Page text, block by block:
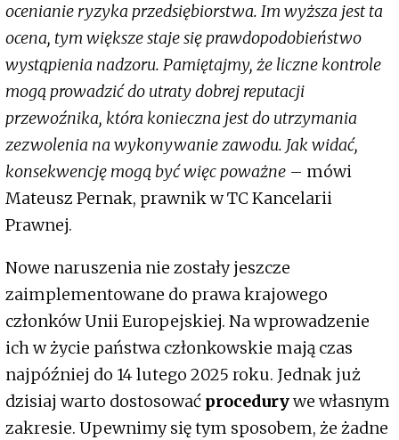
ocenianie ryzyka przedsiębiorstwa. Im wyższa jest ta
ocena, tym większe staje się prawdopodobieństwo
wystąpienia nadzoru. Pamiętajmy, że liczne kontrole
mogą prowadzić do utraty dobrej reputacji
przewoźnika, która konieczna jest do utrzymania
zezwolenia na wykonywanie zawodu. Jak widać,
konsekwencję mogą być więc poważne – mówi
Mateusz Pernak, prawnik w TC Kancelarii
Prawnej.
Nowe naruszenia nie zostały jeszcze
zaimplementowane do prawa krajowego
członków Unii Europejskiej. Na wprowadzenie
ich w życie państwa członkowskie mają czas
najpóźniej do 14 lutego 2025 roku. Jednak już
dzisiaj warto dostosować procedurywe własnym
zakresie. Upewnimy się tym sposobem, że żadne